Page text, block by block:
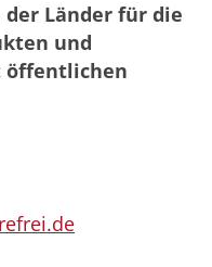
Länder für die
und
öffentlichen